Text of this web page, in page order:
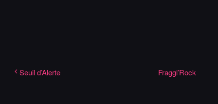
Seuil d’Alerte Fraggl’Rock